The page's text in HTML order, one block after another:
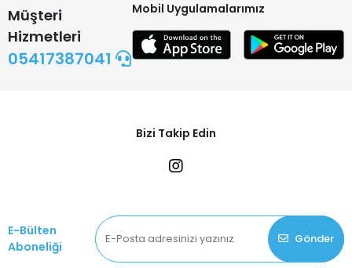
Müşteri
Hizmetleri
05417387041
Mobil Uygulamalarımız
Bizi Takip Edin
E-Bülten
Aboneliği
Gönder